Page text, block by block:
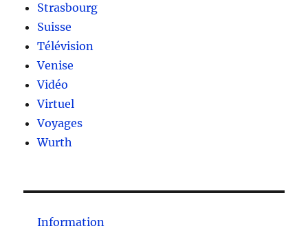
Strasbourg
Suisse
Télévision
Venise
Vidéo
Virtuel
Voyages
Wurth
Information